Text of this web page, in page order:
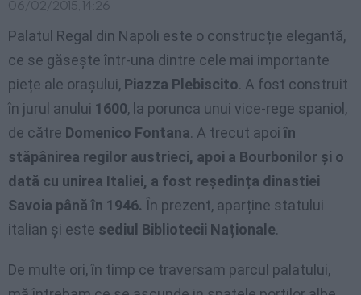
06/02/2015, 14:26
Palatul Regal din Napoli este o construcție elegantă,
ce se găseşte într-una dintre cele mai importante
piețe ale oraşului, Piazza Plebiscito. A fost construit
în jurul anului 1600, la porunca unui vice-rege spaniol,
de către Domenico Fontana. A trecut apoi în
stăpânirea regilor austrieci, apoi a Bourbonilor şi o
dată cu unirea Italiei, a fost reşedința dinastiei
Savoia până în 1946. În prezent, aparține statului
italian şi este sediul Bibliotecii Naționale.
De multe ori, în timp ce traversam parcul palatului,